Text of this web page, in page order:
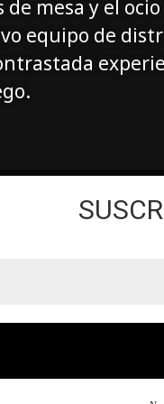
mesa y el
equipo de